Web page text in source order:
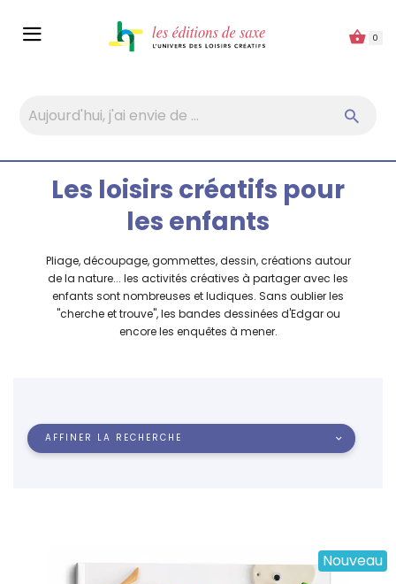
0
Les loisirs créatifs pour
les enfants
Pliage, découpage, gommettes, dessin, créations autour
de la nature... les activités créatives à partager avec les
enfants sont nombreuses et ludiques. Sans oublier les
"cherche et trouve", les bandes dessinées d'Edgar ou
encore les enquêtes à mener.
AFFINER LA RECHERCHE
Nouveau